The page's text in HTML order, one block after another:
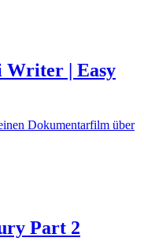
Writer | Easy
Dokumentarfilm über
Part 2